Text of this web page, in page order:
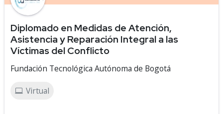
Diplomado en Medidas de Atención,
Asistencia y Reparación Integral a las
Víctimas del Conflicto
Fundación Tecnológica Autónoma de Bogotá
Virtual